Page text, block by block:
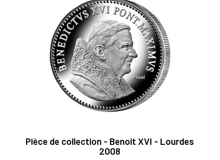
Pièce de collection - Benoit XVI - Lourdes
2008